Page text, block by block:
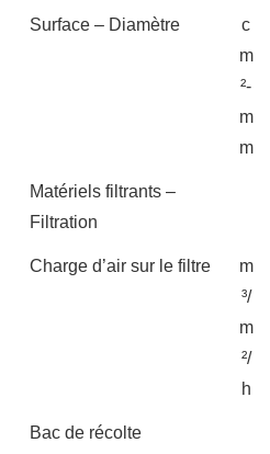
Surface – Diamètre
c
m
²-
m
m
Matériels filtrants –
Filtration
Charge d’air sur le filtre
m
³/
m
²/
h
Bac de récolte